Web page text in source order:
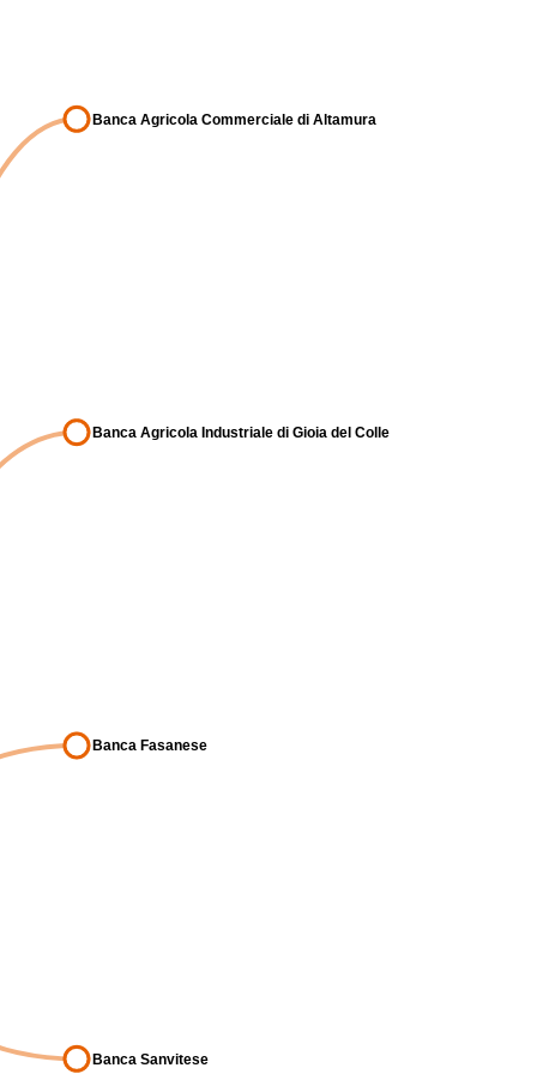
Banca Sanvitese
Banca Fasanese
Banca Agricola Industriale di Gioia del Colle
Banca Agricola Commerciale di Altamura